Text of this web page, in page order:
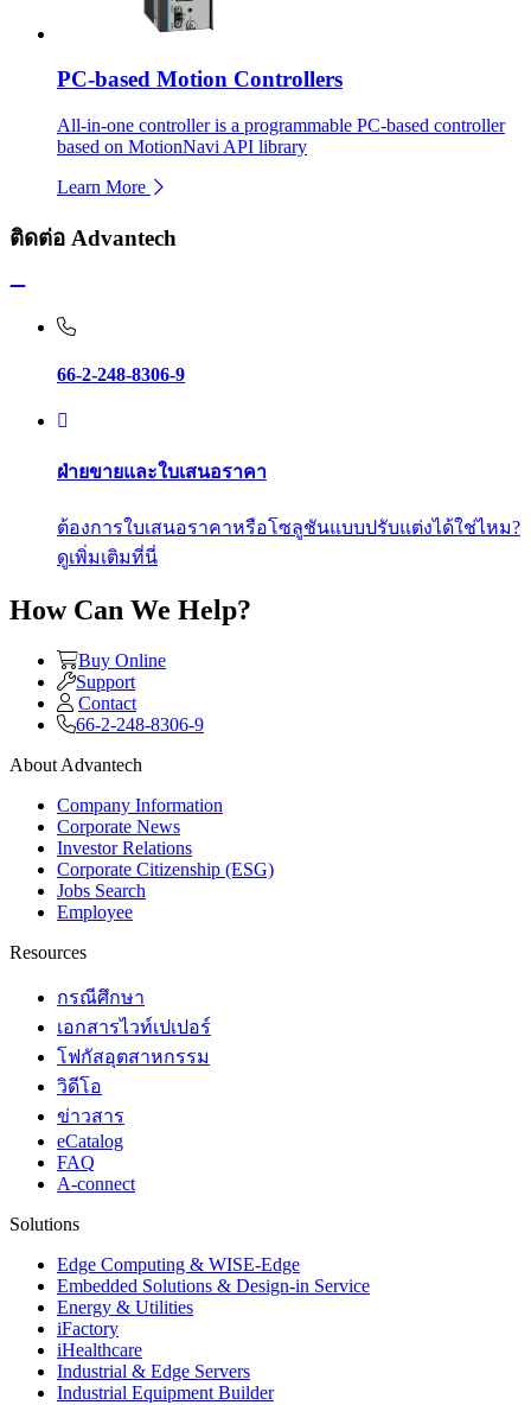
PC-based Motion Controllers
All-in-one controller is a programmable PC-based controller
based on MotionNavi API library
Learn More
ติดต่อ Advantech
66-2-248-8306-9
ฝ่ายขายและใบเสนอราคา
ต้องการใบเสนอราคาหรือโซลูชันแบบปรับแต่งได้ใช่ไหม?
ดูเพิ่มเติมที่นี่
How Can We Help?
Buy Online
Support
Contact
66-2-248-8306-9
About Advantech
Company Information
Corporate News
Investor Relations
Corporate Citizenship (ESG)
Jobs Search
Employee
Resources
กรณีศึกษา
เอกสารไวท์เปเปอร์
โฟกัสอุตสาหกรรม
วิดีโอ
ข่าวสาร
eCatalog
FAQ
A-connect
Solutions
Edge Computing & WISE-Edge
Embedded Solutions & Design-in Service
Energy & Utilities
iFactory
iHealthcare
Industrial & Edge Servers
Industrial Equipment Builder